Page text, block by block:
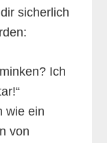
sicherlich
Ich
wie ein
von